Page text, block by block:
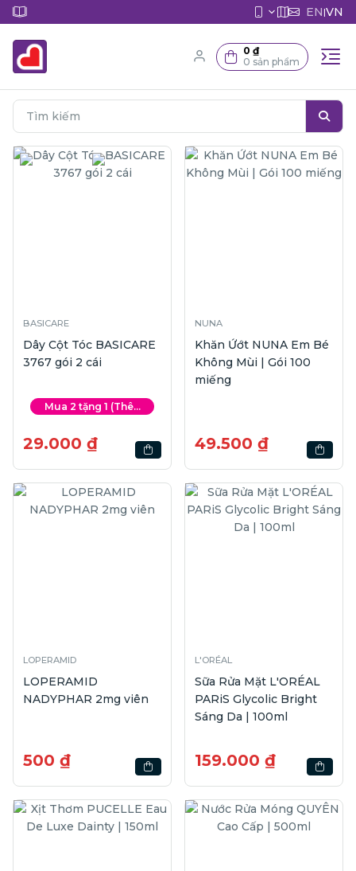
EN|VN
0 ₫
0 sản phẩm
BASICARE
Dây Cột Tóc BASICARE
3767 gói 2 cái
Mua 2 tặng 1 (Thê...
29.000 ₫
NUNA
Khăn Ứớt NUNA Em Bé
Không Mùi | Gói 100
miếng
49.500 ₫
LOPERAMID
LOPERAMID
NADYPHAR 2mg viên
500 ₫
L'ORÉAL
Sữa Rửa Mặt L'ORÉAL
PARiS Glycolic Bright
Sáng Da | 100ml
159.000 ₫